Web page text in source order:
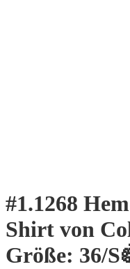
#1.1268
Shirt von
Größe: 36/